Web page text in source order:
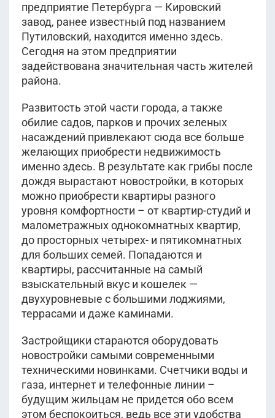
предприятие Петербурга — Кировский
завод, ранее известный под названием
Путиловский, находится именно здесь.
Сегодня на этом предприятии
задействована значительная часть жителей
района.
Развитость этой части города, а также
обилие садов, парков и прочих зеленых
насаждений привлекают сюда все больше
желающих приобрести недвижимость
именно здесь. В результате как грибы после
дождя вырастают новостройки, в которых
можно приобрести квартиры разного
уровня комфортности – от квартир-студий и
малометражных однокомнатных квартир,
до просторных четырех- и пятикомнатных
для больших семей. Попадаются и
квартиры, рассчитанные на самый
взыскательный вкус и кошелек —
двухуровневые с большими лоджиями,
террасами и даже каминами.
Застройщики стараются оборудовать
новостройки самыми современными
техническими новинками. Счетчики воды и
газа, интернет и телефонные линии –
будущим жильцам не придется обо всем
этом беспокоиться, ведь все эти удобства